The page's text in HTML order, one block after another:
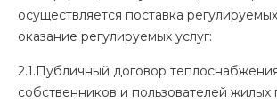
осуществляется поставка
оказание регулируемых услуг:
2.1.Публичный договор
собственников и пользователей